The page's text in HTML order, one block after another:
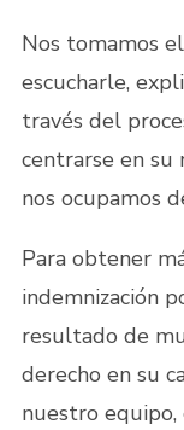
Nos tomamos
escucharle,
través del
centrarse en su
nos ocupamos
Para obtener
indemnización
resultado de
derecho en su
nuestro equipo,